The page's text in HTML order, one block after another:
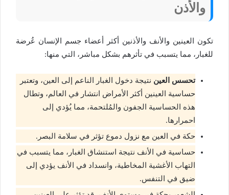
والأذن
تكون العينين والأنف والأذنين أكثر أعضاء جسم الإنسان عُرضة
للغبار، مما يتسبب في تأثرهم بشكل مباشر، التي منها:
تحسس العين نتيجة دخول الغبار الناعم إلى العين، وتعتبر
حساسية العينين أكثر الأمراض انتشار في العالم، وتطال
هذه الحساسية الجفون والمُلتحمة، مما يُؤدي إلى
احمرارها.
حكة في العين مع نزول دموع تؤثر في سلامة البصر.
حساسية في الأنف نتيجة استنشاق الغبار، مما يتسبب في
التهاب الأغشية المخاطية، وانسداد في الأنف يؤدي إلى
ضيق في التنفس.